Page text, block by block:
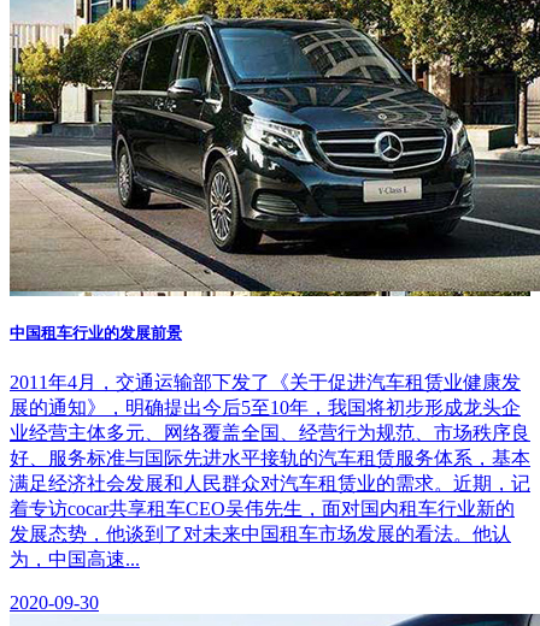
中国租车行业的发展前景
2011年4月，交通运输部下发了《关于促进汽车租赁业健康发
展的通知》，明确提出今后5至10年，我国将初步形成龙头企
业经营主体多元、网络覆盖全国、经营行为规范、市场秩序良
好、服务标准与国际先进水平接轨的汽车租赁服务体系，基本
满足经济社会发展和人民群众对汽车租赁业的需求。近期，记
着专访cocar共享租车CEO吴伟先生，面对国内租车行业新的
发展态势，他谈到了对未来中国租车市场发展的看法。他认
为，中国高速...
2020-09-30